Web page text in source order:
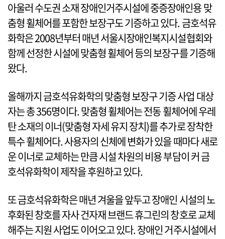
아울러 수도권 소재 장애인거주시설에 중증장애인용 맞
춤형 휠체어를 포함한 보장구도 기증하고 있다. 금호석유
화학은 2008년부터 매년 서울시장애인복지시설협회와
함께 선정한 시설에 맞춤형 휠체어 등의 보장구를 기증해
왔다.
올해까지 금호석유화학의 맞춤형 보장구 기증 사업 대상
자는 총 356명이다. 맞춤형 휠체어는 전동 휠체어에 우레
탄 소재의 이너(맞춤형 자세 유지 장치)를 추가로 장착한
특수 휠체어다. 사용자의 신체에 변화가 있을 때마다 새로
운 이너로 교체하는 만큼 시설 차원의 비용 부담이 커 금
호석유화학이 제작을 후원하고 있다.
또 금호석유화학은 매년 겨울을 앞두고 장애인 시설의 노
후화된 창호를 자사 건자재 브랜드 휴그린의 창호로 교체
해주는 지원 사업도 이어오고 있다. 장애인 거주시설에서